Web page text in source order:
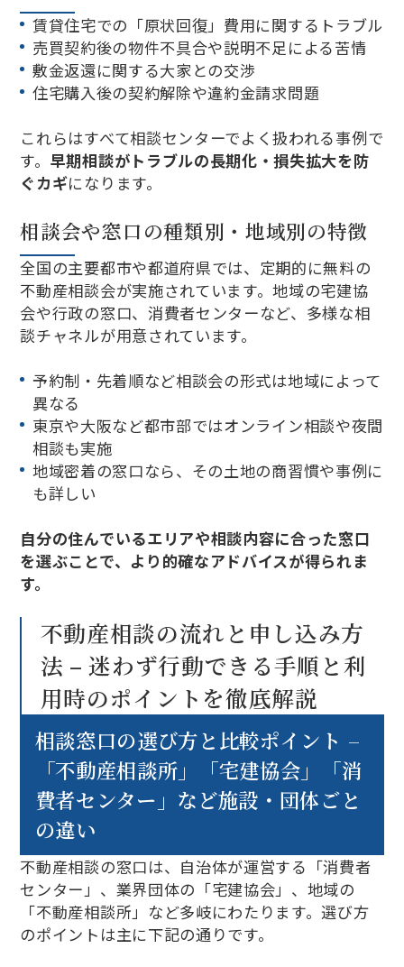
賃貸住宅での「原状回復」費用に関するトラブル
売買契約後の物件不具合や説明不足による苦情
敷金返還に関する大家との交渉
住宅購入後の契約解除や違約金請求問題
これらはすべて相談センターでよく扱われる事例で
す。 早期相談がトラブルの長期化・損失拡大を防
ぐカギになります。
相談会や窓口の種類別・地域別の特徴
全国の主要都市や都道府県では、定期的に無料の
不動産相談会が実施されています。地域の宅建協
会や行政の窓口、消費者センターなど、多様な相
談チャネルが用意されています。
予約制・先着順など相談会の形式は地域によって
異なる
東京や大阪など都市部ではオンライン相談や夜間
相談も実施
地域密着の窓口なら、その土地の商習慣や事例に
も詳しい
自分の住んでいるエリアや相談内容に合った窓口
を選ぶことで、より的確なアドバイスが得られま
す。
不動産相談の流れと申し込み方
法 – 迷わず行動できる手順と利
用時のポイントを徹底解説
相談窓口の選び方と比較ポイント –
「不動産相談所」「宅建協会」「消
費者センター」など施設・団体ごと
の違い
不動産相談の窓口は、自治体が運営する「消費者
センター」、業界団体の「宅建協会」、地域の
「不動産相談所」など多岐にわたります。選び方
のポイントは主に下記の通りです。